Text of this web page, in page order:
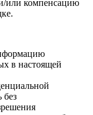
или компенсацию
в настоящей
без